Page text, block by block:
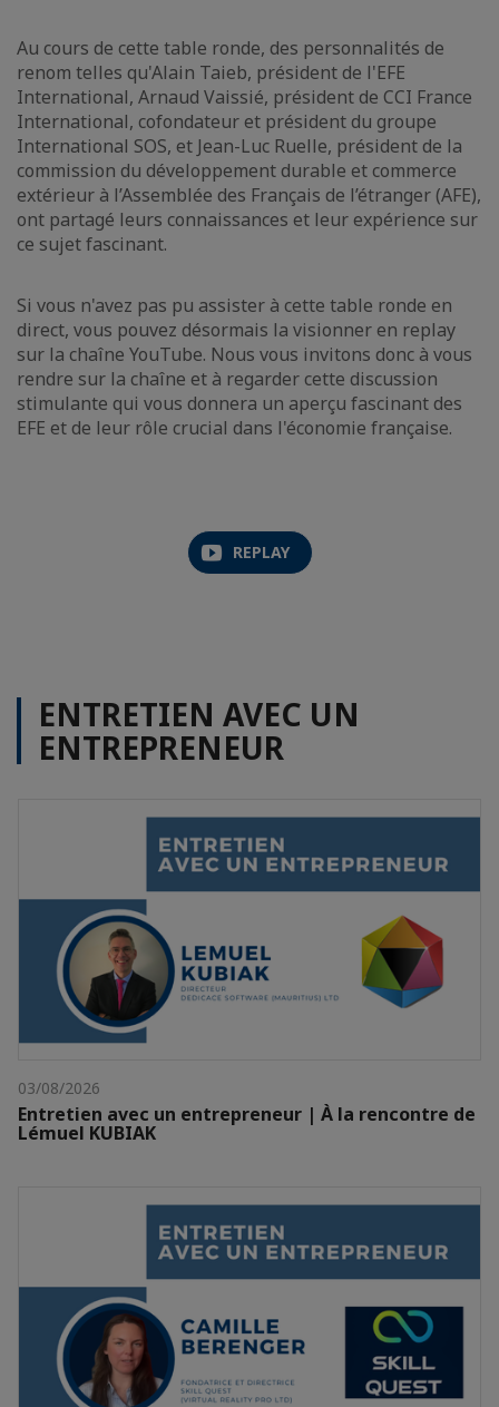
Au cours de cette table ronde, des personnalités de
renom telles qu'Alain Taieb, président de l'EFE
International, Arnaud Vaissié, président de CCI France
International, cofondateur et président du groupe
International SOS, et Jean-Luc Ruelle, président de la
commission du développement durable et commerce
extérieur à l’Assemblée des Français de l’étranger (AFE),
ont partagé leurs connaissances et leur expérience sur
ce sujet fascinant.
Si vous n'avez pas pu assister à cette table ronde en
direct, vous pouvez désormais la visionner en replay
sur la chaîne YouTube. Nous vous invitons donc à vous
rendre sur la chaîne et à regarder cette discussion
stimulante qui vous donnera un aperçu fascinant des
EFE et de leur rôle crucial dans l'économie française.
REPLAY
ENTRETIEN AVEC UN
ENTREPRENEUR
03/08/2026
Entretien avec un entrepreneur | À la rencontre de
Lémuel KUBIAK